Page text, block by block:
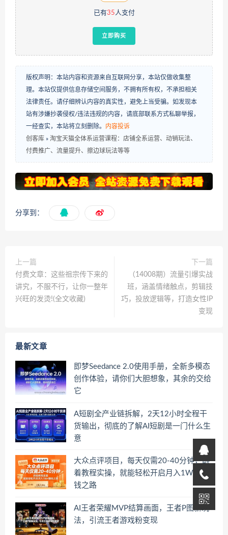
已有35 人支付
立即购买
版权声明：本站内容和资源来自互联网分享，本站仅做收集整
理。本站仅提供信息存储空间服务，不拥有所有权，不承担相关
法律责任。请仔细辨认内容的真实性，避免上当受骗。如发现本
站有涉嫌抄袭侵权/违法违规的内容，请底部联系方式私聊举报，
一经查实，本站将立刻删除。 内容投诉
创客库 » 淘宝天猫全体系运营课程：店铺全系运营、动销玩法、
付费推广、流量提升、擦边球玩法等等
分享到：
上一篇
付费文章：这些祖宗传下来的
讲究，不服不行，让你一整年
兴旺的发烫!(全文收藏)
下一篇
（14008期）流量引爆实战
班，涵盖情绪触点，剪辑技
巧，投放逻辑等，打造女性IP
变现
最新文章
即梦Seedance 2.0使用手册，全新多模态
创作体验，请你们大胆想象，其余的交给
它
A短剧全产业链拆解，2天12小时全程干
货输出，彻底的了解AI短剧是一门什么生
意
大众点评项目，每天仅需20-40分钟，跟
着教程实操，就能轻松开启月入1W+賺
钱之路
AI王者荣耀MVP结算画面，王者P图新玩
法，引流王者游戏粉变现